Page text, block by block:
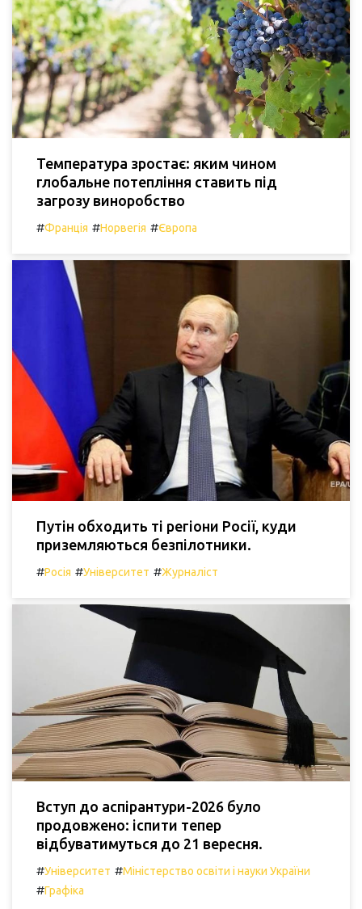
Температура зростає: яким чином
глобальне потепління ставить під
загрозу виноробство
#Франція #Норвегія #Європа
Путін обходить ті регіони Росії, куди
приземляються безпілотники.
#Росія #Університет #Журналіст
Вступ до аспірантури-2026 було
продовжено: іспити тепер
відбуватимуться до 21 вересня.
#Університет #Міністерство освіти і науки України
#Графіка